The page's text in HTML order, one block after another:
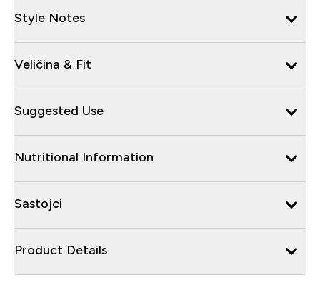
Style Notes
Veličina & Fit
Suggested Use
Nutritional Information
Sastojci
Product Details